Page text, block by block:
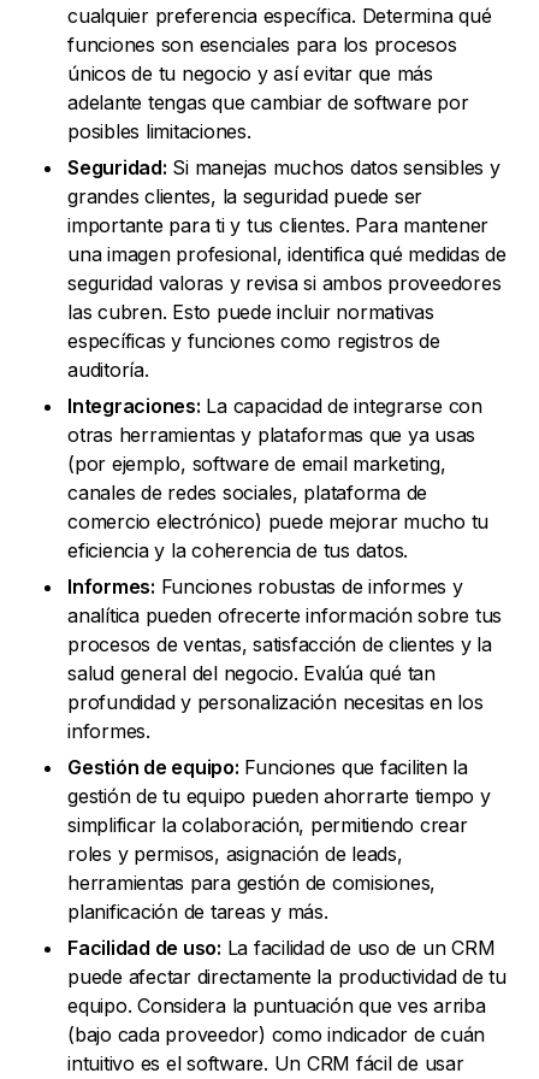
cualquier preferencia específica. Determina qué
funciones son esenciales para los procesos
únicos de tu negocio y así evitar que más
adelante tengas que cambiar de software por
posibles limitaciones.
Seguridad: Si manejas muchos datos sensibles y
grandes clientes, la seguridad puede ser
importante para ti y tus clientes. Para mantener
una imagen profesional, identifica qué medidas de
seguridad valoras y revisa si ambos proveedores
las cubren. Esto puede incluir normativas
específicas y funciones como registros de
auditoría.
Integraciones: La capacidad de integrarse con
otras herramientas y plataformas que ya usas
(por ejemplo, software de email marketing,
canales de redes sociales, plataforma de
comercio electrónico) puede mejorar mucho tu
eficiencia y la coherencia de tus datos.
Informes: Funciones robustas de informes y
analítica pueden ofrecerte información sobre tus
procesos de ventas, satisfacción de clientes y la
salud general del negocio. Evalúa qué tan
profundidad y personalización necesitas en los
informes.
Gestión de equipo: Funciones que faciliten la
gestión de tu equipo pueden ahorrarte tiempo y
simplificar la colaboración, permitiendo crear
roles y permisos, asignación de leads,
herramientas para gestión de comisiones,
planificación de tareas y más.
Facilidad de uso: La facilidad de uso de un CRM
puede afectar directamente la productividad de tu
equipo. Considera la puntuación que ves arriba
(bajo cada proveedor) como indicador de cuán
intuitivo es el software. Un CRM fácil de usar